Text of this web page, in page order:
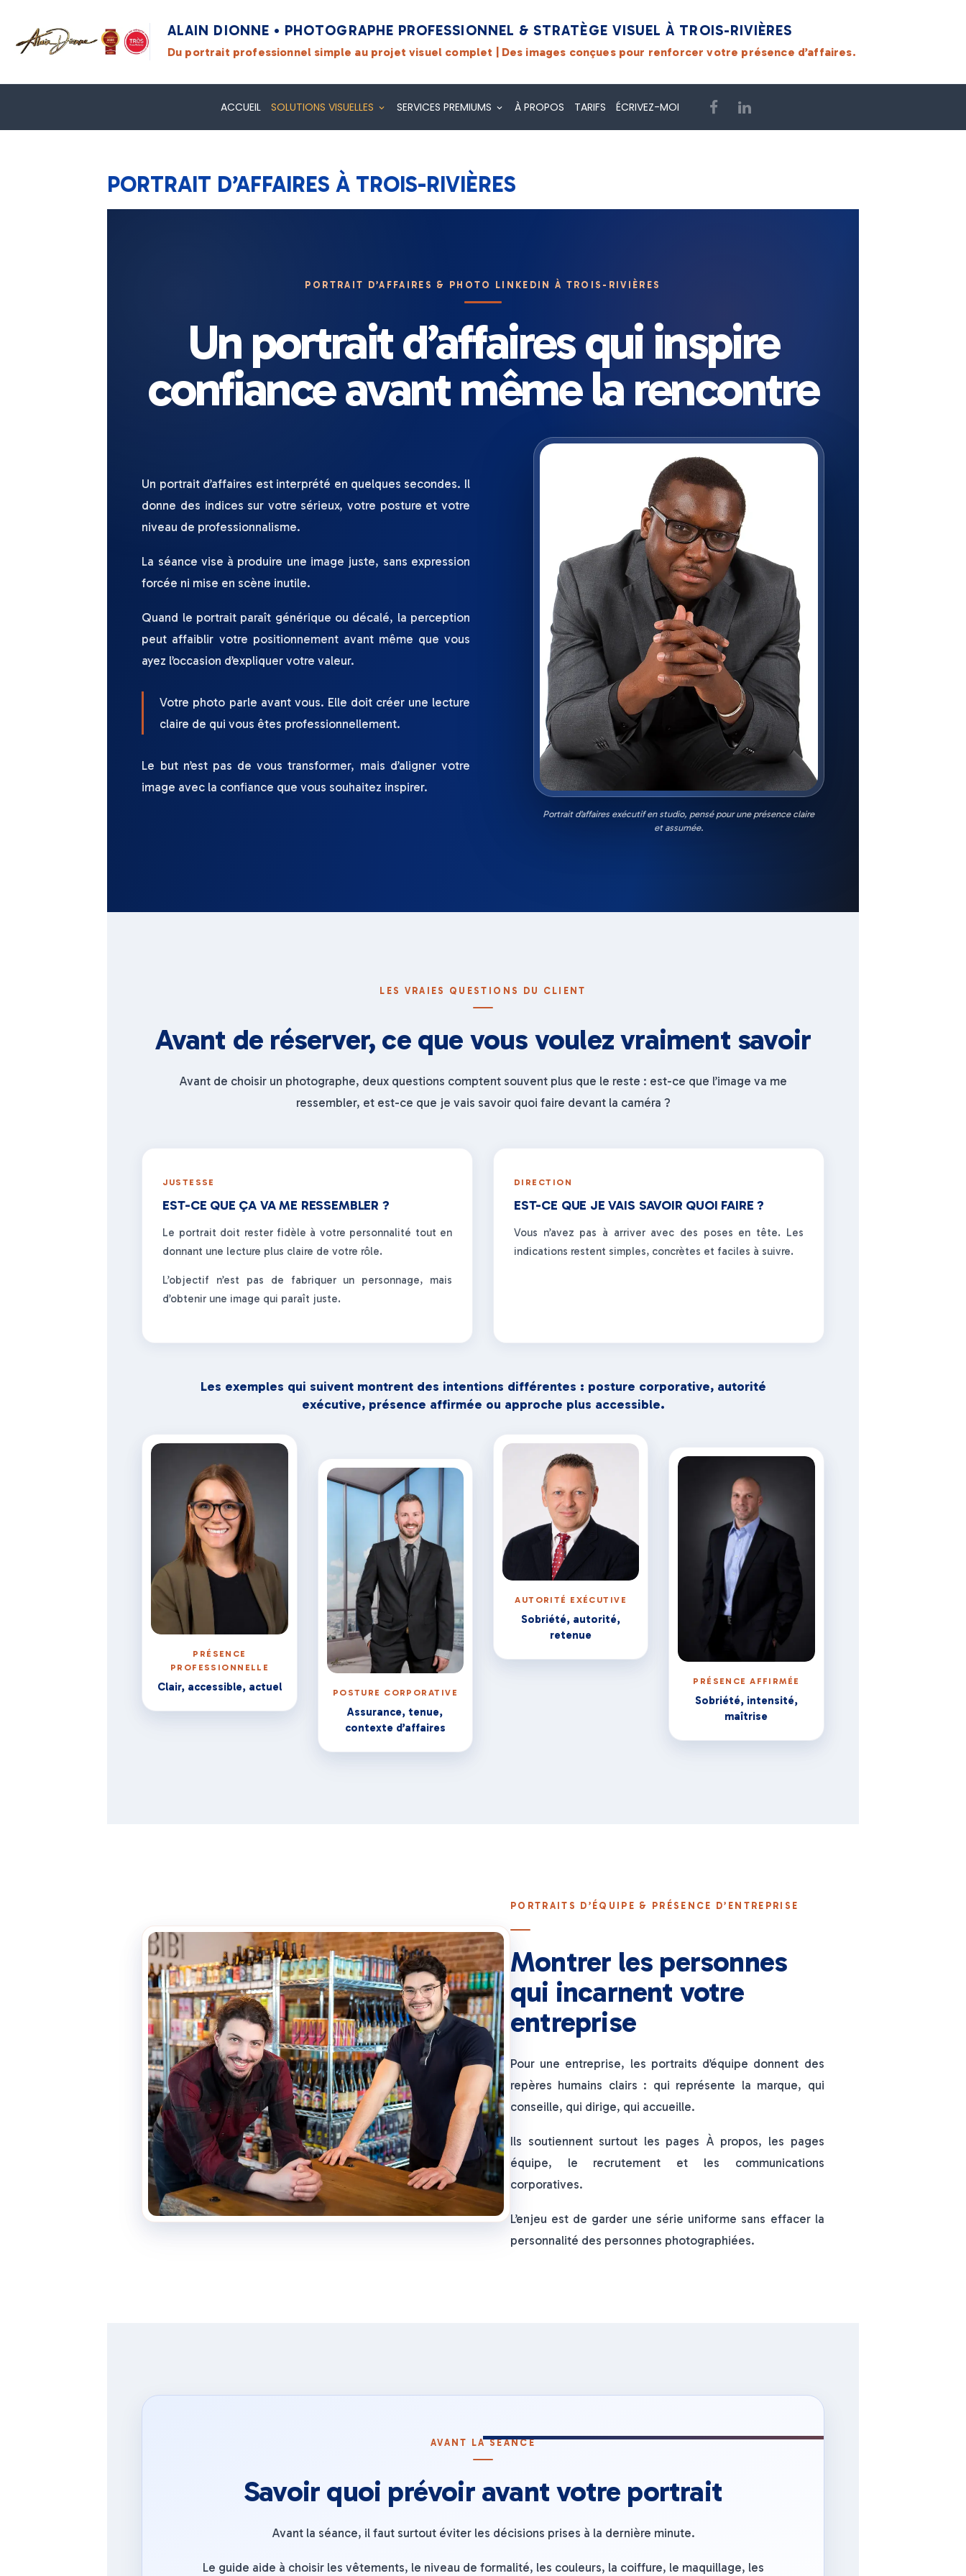
ALAIN DIONNE • PHOTOGRAPHE PROFESSIONNEL & STRATÈGE VISUEL À TROIS-RIVIÈRES
Du portrait professionnel simple au projet visuel complet | Des images conçues pour renforcer votre présence d’affaires.
ACCUEIL SOLUTIONS VISUELLES SERVICES PREMIUMS À PROPOS TARIFS ÉCRIVEZ-MOI
PORTRAIT D’AFFAIRES À TROIS-RIVIÈRES
PORTRAIT D’AFFAIRES & PHOTO LINKEDIN À TROIS-RIVIÈRES
Un portrait d’affaires qui inspire
confiance avant même la rencontre
Un portrait d’affaires est interprété en quelques secondes. Il
donne des indices sur votre sérieux, votre posture et votre
niveau de professionnalisme.
La séance vise à produire une image juste, sans expression
forcée ni mise en scène inutile.
Quand le portrait paraît générique ou décalé, la perception
peut affaiblir votre positionnement avant même que vous
ayez l’occasion d’expliquer votre valeur.
Votre photo parle avant vous. Elle doit créer une lecture
claire de qui vous êtes professionnellement.
Le but n’est pas de vous transformer, mais d’aligner votre
image avec la confiance que vous souhaitez inspirer.
Portrait d’affaires exécutif en studio, pensé pour une présence claire
et assumée.
LES VRAIES QUESTIONS DU CLIENT
Avant de réserver, ce que vous voulez vraiment savoir
Avant de choisir un photographe, deux questions comptent souvent plus que le reste : est-ce que l’image va me
ressembler, et est-ce que je vais savoir quoi faire devant la caméra ?
JUSTESSE
EST-CE QUE ÇA VA ME RESSEMBLER ?
Le portrait doit rester fidèle à votre personnalité tout en
donnant une lecture plus claire de votre rôle.
L’objectif n’est pas de fabriquer un personnage, mais
d’obtenir une image qui paraît juste.
DIRECTION
EST-CE QUE JE VAIS SAVOIR QUOI FAIRE ?
Vous n’avez pas à arriver avec des poses en tête. Les
indications restent simples, concrètes et faciles à suivre.
Les exemples qui suivent montrent des intentions différentes : posture corporative, autorité
exécutive, présence affirmée ou approche plus accessible.
PRÉSENCE
PROFESSIONNELLE
Clair, accessible, actuel POSTURE CORPORATIVE
Assurance, tenue,
contexte d’affaires
AUTORITÉ EXÉCUTIVE
Sobriété, autorité,
retenue
PRÉSENCE AFFIRMÉE
Sobriété, intensité,
maîtrise
PORTRAITS D’ÉQUIPE & PRÉSENCE D’ENTREPRISE
Montrer les personnes
qui incarnent votre
entreprise
Pour une entreprise, les portraits d’équipe donnent des
repères humains clairs : qui représente la marque, qui
conseille, qui dirige, qui accueille.
Ils soutiennent surtout les pages À propos, les pages
équipe, le recrutement et les communications
corporatives.
L’enjeu est de garder une série uniforme sans effacer la
personnalité des personnes photographiées.
AVANT LA SÉANCE
Savoir quoi prévoir avant votre portrait
Avant la séance, il faut surtout éviter les décisions prises à la dernière minute.
Le guide aide à choisir les vêtements, le niveau de formalité, les couleurs, la coiffure, le maquillage, les